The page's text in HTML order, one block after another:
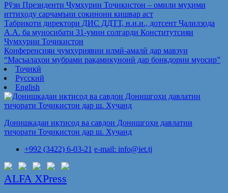
Рўзи Президенти Ҷумҳурии Тоҷикистон – омили муҳими
иттиҳоду сарҷамъии сокинони кишвар аст
Табрикоти директори ДИС ДДТТ, н.и.и., дотсент Ҷалилзода
А.А. ба муносибати 31-умин солгарди Конститутсияи
Ҷумҳурии Тоҷикистон
Конференсияи ҷумҳуриявии илмӣ-амалӣ дар мавзуи
“Масъалаҳои мубрами рақамикунонӣ дар бонкдории муосир”
Тоҷикӣ
Русский
English
Донишкадаи иқтисод ва савдои Донишгоҳи давлатии
тиҷорати Тоҷикистон дар ш. Хуҷанд
+992 (3422) 6-03-21 e-mail: info@iet.tj
ALFA XPress